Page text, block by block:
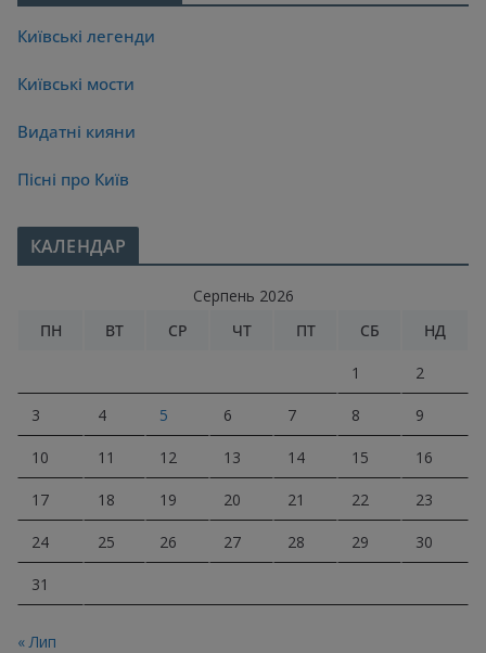
Київські легенди
Київські мости
Видатні кияни
Пісні про Київ
КАЛЕНДАР
Серпень 2026
ПН
ВТ СР ЧТ ПТ СБ НД
1 2
3 4 5 6 7 8 9
10 11 12 13 14 15 16
17 18 19 20 21 22 23
24 25 26 27 28 29 30
31
« Лип